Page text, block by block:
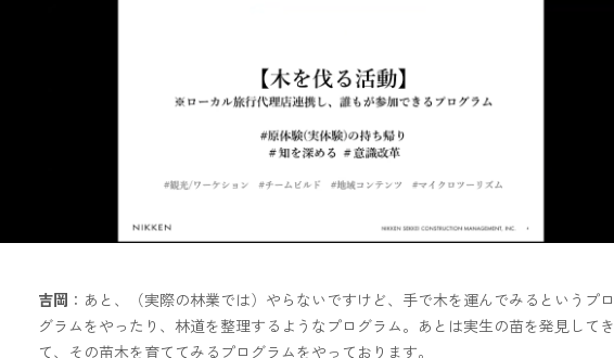
吉岡 ：あと、（実際の林業では）やらないですけど、手で木を運んでみるというプロ
グラムをやったり、林道を整理するようなプログラム。あとは実生の苗を発見してき
て、その苗木を育ててみるプログラムをやっております。